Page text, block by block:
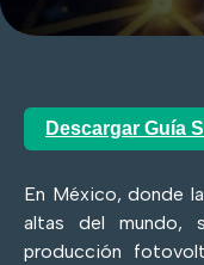
Descargar Guía
En México, donde
altas del mundo,
producción